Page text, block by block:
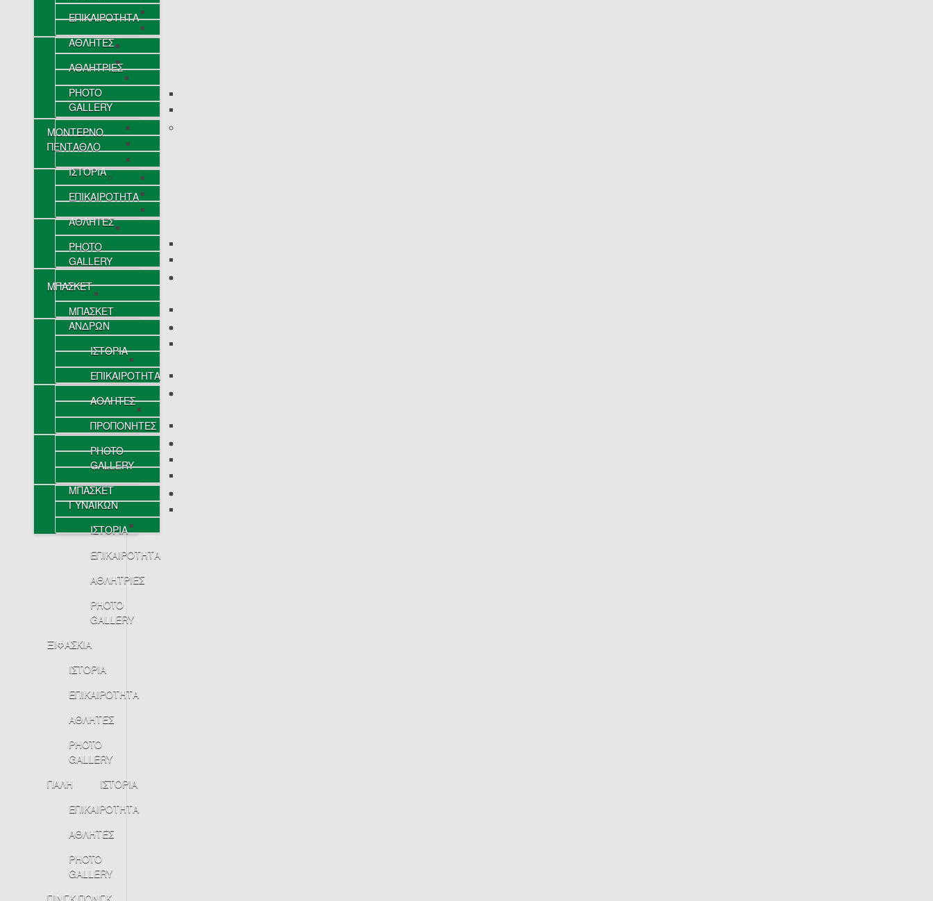
ΕΠΙΚΑΙΡΟΤΗΤΑ
ΑΘΛΗΤΕΣ
ΑΘΛΗΤΡΙΕΣ
PHOTO
GALLERY
ΜΟΝΤΕΡΝΟ
ΠΕΝΤΑΘΛΟ
ΙΣΤΟΡΙΑ
ΕΠΙΚΑΙΡΟΤΗΤΑ
ΑΘΛΗΤΕΣ
PHOTO
GALLERY
ΜΠΑΣΚΕΤ
ΜΠΑΣΚΕΤ
ΑΝΔΡΩΝ
ΙΣΤΟΡΙΑ
ΕΠΙΚΑΙΡΟΤΗΤΑ
ΑΘΛΗΤΕΣ
ΠΡΟΠΟΝΗΤΕΣ
PHOTO
GALLERY
ΜΠΑΣΚΕΤ
ΓΥΝΑΙΚΩΝ
ΙΣΤΟΡΙΑ
ΕΠΙΚΑΙΡΟΤΗΤΑ
ΑΘΛΗΤΡΙΕΣ
PHOTO
GALLERY
ΞΙΦΑΣΚΙΑ
ΙΣΤΟΡΙΑ
ΕΠΙΚΑΙΡΟΤΗΤΑ
ΑΘΛΗΤΕΣ
PHOTO
GALLERY
ΠΑΛΗ
ΙΣΤΟΡΙΑ
ΕΠΙΚΑΙΡΟΤΗΤΑ
ΑΘΛΗΤΕΣ
PHOTO
GALLERY
ΠΙΝΓΚ ΠΟΝΓΚ